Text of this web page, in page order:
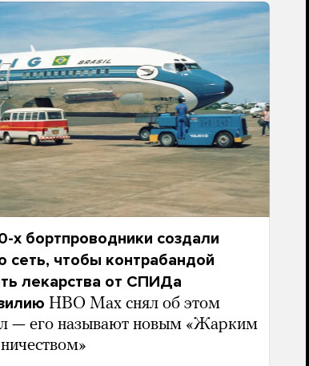
х бортпроводники создали
сеть, чтобы контрабандой
лекарства от СПИДа
HBO Max снял об этом
— его называют новым «Жарким